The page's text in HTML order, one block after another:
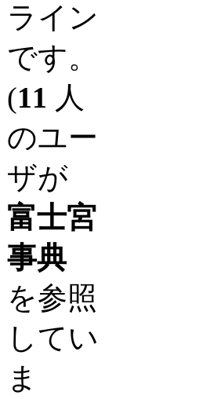
ライン
です。
(11 人
のユー
ザが
富士宮
事典
を参照
してい
ま